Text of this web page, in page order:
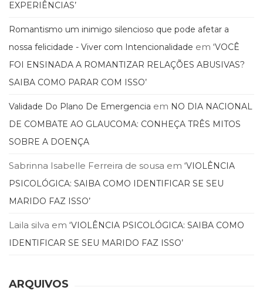
(Programação
(41)
Psicodrama
(200)
Psicoterapia
(799)
Propaganda
Marketing
(33)
Puericultura
Rádio
Relações
Comunicação
EXPERIÊNCIAS’
Romantismo um inimigo silencioso que pode afetar a
nossa felicidade - Viver com Intencionalidade em ‘VOCÊ
FOI ENSINADA A ROMANTIZAR RELAÇÕES ABUSIVAS?
SAIBA COMO PARAR COM ISSO’
Validade Do Plano De Emergencia em NO DIA NACIONAL
DE COMBATE AO GLAUCOMA: CONHEÇA TRÊS MITOS
SOBRE A DOENÇA
Sabrinna Isabelle Ferreira de sousa em ‘VIOLÊNCIA
PSICOLÓGICA: SAIBA COMO IDENTIFICAR SE SEU
MARIDO FAZ ISSO’
Laila silva em ‘VIOLÊNCIA PSICOLÓGICA: SAIBA COMO
IDENTIFICAR SE SEU MARIDO FAZ ISSO’
ARQUIVOS